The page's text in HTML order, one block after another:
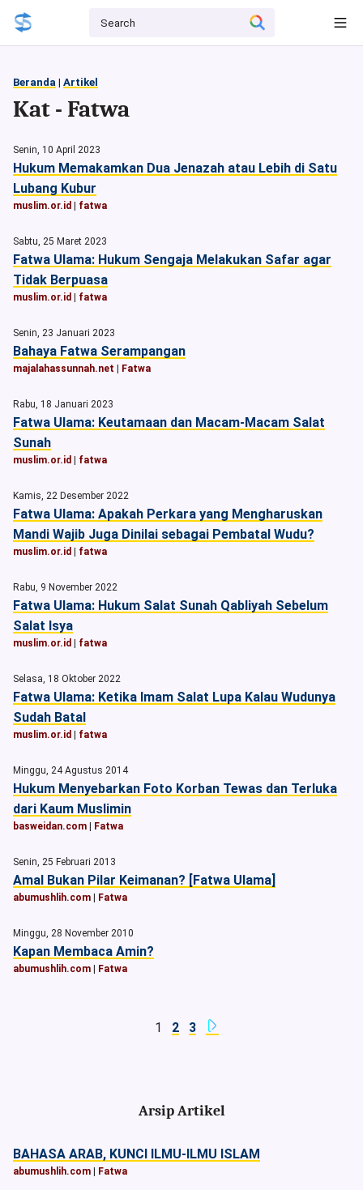
Beranda | Artikel
Kat - Fatwa
Senin, 10 April 2023
Hukum Memakamkan Dua Jenazah atau Lebih di Satu
Lubang Kubur
muslim.or.id fatwa
Sabtu, 25 Maret 2023
Fatwa Ulama: Hukum Sengaja Melakukan Safar agar
Tidak Berpuasa
muslim.or.id fatwa
Senin, 23 Januari 2023
Bahaya Fatwa Serampangan
majalahassunnah.net Fatwa
Rabu, 18 Januari 2023
Fatwa Ulama: Keutamaan dan Macam-Macam Salat
Sunah
muslim.or.id fatwa
Kamis, 22 Desember 2022
Fatwa Ulama: Apakah Perkara yang Mengharuskan
Mandi Wajib Juga Dinilai sebagai Pembatal Wudu?
muslim.or.id fatwa
Rabu, 9 November 2022
Fatwa Ulama: Hukum Salat Sunah Qabliyah Sebelum
Salat Isya
muslim.or.id fatwa
Selasa, 18 Oktober 2022
Fatwa Ulama: Ketika Imam Salat Lupa Kalau Wudunya
Sudah Batal
muslim.or.id fatwa
Minggu, 24 Agustus 2014
Hukum Menyebarkan Foto Korban Tewas dan Terluka
dari Kaum Muslimin
basweidan.com Fatwa
Senin, 25 Februari 2013
Amal Bukan Pilar Keimanan? [Fatwa Ulama]
abumushlih.com Fatwa
Minggu, 28 November 2010
Kapan Membaca Amin?
abumushlih.com Fatwa
1 2 3
Arsip Artikel
BAHASA ARAB, KUNCI ILMU-ILMU ISLAM
abumushlih.com Fatwa